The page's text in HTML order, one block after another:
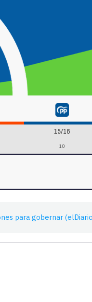
15/16
10
para gobernar